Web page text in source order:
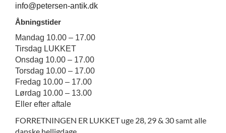
info@petersen-antik.dk
Åbningstider
Mandag 10.00 – 17.00
Tirsdag LUKKET
Onsdag 10.00 – 17.00
Torsdag 10.00 – 17.00
Fredag 10.00 – 17.00
Lørdag 10.00 – 13.00
Eller efter aftale
FORRETNINGEN ER LUKKET uge 28, 29 & 30 samt alle